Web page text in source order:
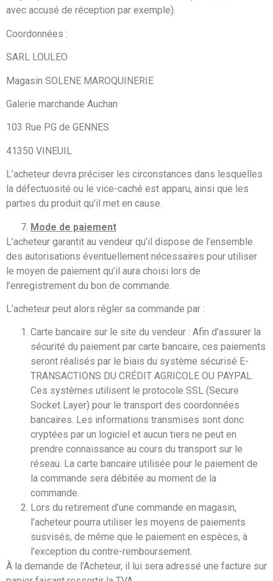
avec accusé de réception par exemple).
Coordonnées :
SARL LOULEO
Magasin SOLENE MAROQUINERIE
Galerie marchande Auchan
103 Rue PG de GENNES
41350 VINEUIL
L’acheteur devra préciser les circonstances dans lesquelles
la défectuosité ou le vice-caché est apparu, ainsi que les
parties du produit qu’il met en cause.
Mode de paiement
L’acheteur garantit au vendeur qu’il dispose de l’ensemble
des autorisations éventuellement nécessaires pour utiliser
le moyen de paiement qu’il aura choisi lors de
l’enregistrement du bon de commande.
L’acheteur peut alors régler sa commande par :
Carte bancaire sur le site du vendeur : Afin d’assurer la
sécurité du paiement par carte bancaire, ces paiements
seront réalisés par le biais du système sécurisé E-
TRANSACTIONS DU CRÉDIT AGRICOLE OU PAYPAL.
Ces systèmes utilisent le protocole SSL (Secure
Socket Layer) pour le transport des coordonnées
bancaires. Les informations transmises sont donc
cryptées par un logiciel et aucun tiers ne peut en
prendre connaissance au cours du transport sur le
réseau. La carte bancaire utilisée pour le paiement de
la commande sera débitée au moment de la
commande.
Lors du retirement d’une commande en magasin,
l’acheteur pourra utiliser les moyens de paiements
susvisés, de même que le paiement en espèces, à
l’exception du contre-remboursement.
À la demande de l’Acheteur, il lui sera adressé une facture sur